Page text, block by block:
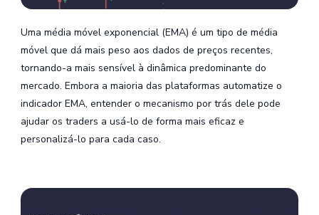
Uma média móvel exponencial (EMA) é um tipo de média
móvel que dá mais peso aos dados de preços recentes,
tornando-a mais sensível à dinâmica predominante do
mercado. Embora a maioria das plataformas automatize o
indicador EMA, entender o mecanismo por trás dele pode
ajudar os traders a usá-lo de forma mais eficaz e
personalizá-lo para cada caso.